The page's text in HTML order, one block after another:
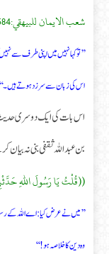
شعب الايمان للبيهقي:4584 ، معجم الكبير للطبراني:10446)
’’ تو کہا نہیں میں اپنی طرف سے
اس کی زبان سے سرزد ہوتے ہیں۔‘‘
اس بات کی ایک دوسری حدیث
بن عبد اللہ ثقفی بنی نہ بیان
((قُلْتُ يَا رَسُولَ اللهِ
’’میں نے عرض کیا: اے اللہ کے
وہ دین کا خلاصہ ہو!‘‘